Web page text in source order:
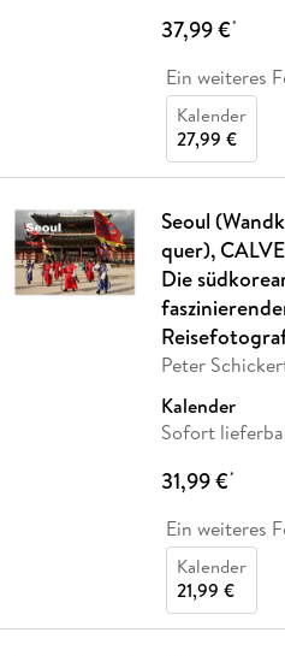
37,99 €*
Ein weiteres
Kalender
27,99 €
Seoul
quer),
Die
Peter
Kalender
Sofort
31,99 €*
Ein weiteres
Kalender
21,99 €